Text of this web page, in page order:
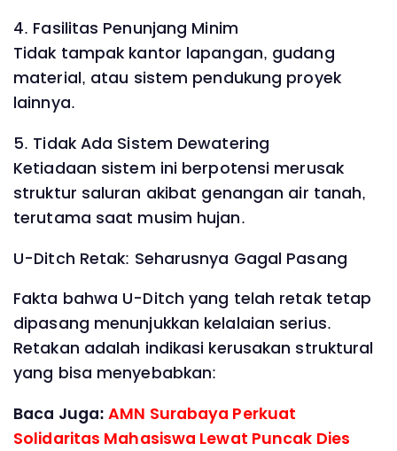
4. Fasilitas Penunjang Minim
Tidak tampak kantor lapangan, gudang
material, atau sistem pendukung proyek
lainnya.
5. Tidak Ada Sistem Dewatering
Ketiadaan sistem ini berpotensi merusak
struktur saluran akibat genangan air tanah,
terutama saat musim hujan.
U-Ditch Retak: Seharusnya Gagal Pasang
Fakta bahwa U-Ditch yang telah retak tetap
dipasang menunjukkan kelalaian serius.
Retakan adalah indikasi kerusakan struktural
yang bisa menyebabkan:
Baca Juga:AMN Surabaya Perkuat
Solidaritas Mahasiswa Lewat Puncak Dies